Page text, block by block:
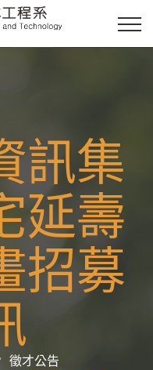
訊集
延壽
招募
徵才公告